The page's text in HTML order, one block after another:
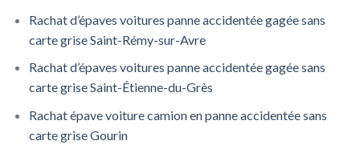
Rachat d’épaves voitures panne accidentée gagée sans
carte grise Saint-Rémy-sur-Avre
Rachat d’épaves voitures panne accidentée gagée sans
carte grise Saint-Étienne-du-Grès
Rachat épave voiture camion en panne accidentée sans
carte grise Gourin